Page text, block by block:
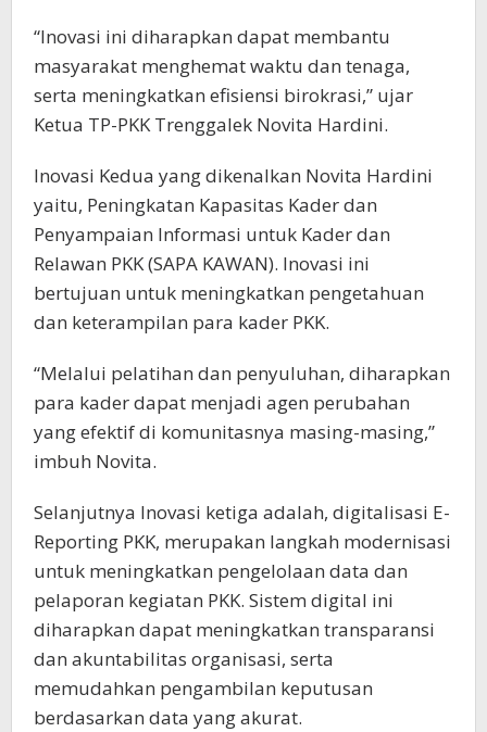
“Inovasi ini diharapkan dapat membantu
masyarakat menghemat waktu dan tenaga,
serta meningkatkan efisiensi birokrasi,” ujar
Ketua TP-PKK Trenggalek Novita Hardini.
Inovasi Kedua yang dikenalkan Novita Hardini
yaitu, Peningkatan Kapasitas Kader dan
Penyampaian Informasi untuk Kader dan
Relawan PKK (SAPA KAWAN). Inovasi ini
bertujuan untuk meningkatkan pengetahuan
dan keterampilan para kader PKK.
“Melalui pelatihan dan penyuluhan, diharapkan
para kader dapat menjadi agen perubahan
yang efektif di komunitasnya masing-masing,”
imbuh Novita.
Selanjutnya Inovasi ketiga adalah, digitalisasi E-
Reporting PKK, merupakan langkah modernisasi
untuk meningkatkan pengelolaan data dan
pelaporan kegiatan PKK. Sistem digital ini
diharapkan dapat meningkatkan transparansi
dan akuntabilitas organisasi, serta
memudahkan pengambilan keputusan
berdasarkan data yang akurat.